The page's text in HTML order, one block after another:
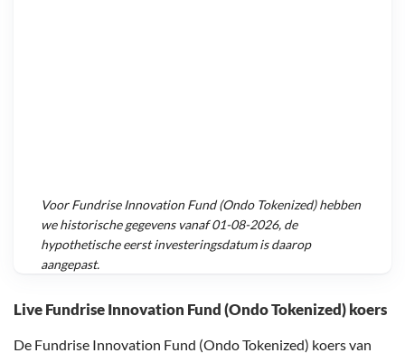
Live Fundrise Innovation Fund (Ondo Tokenized) koers
De Fundrise Innovation Fund (Ondo Tokenized) koers van
VoorFundrise Innovation Fund (Ondo Tokenized)hebben
we historische gegevens vanaf01-08-2026, de
hypothetische eerst investeringsdatum is daarop
aangepast.